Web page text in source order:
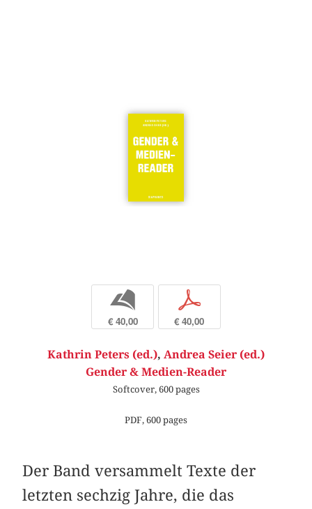
b
€ 40,00
p
€ 40,00
Kathrin Peters (ed.), Andrea Seier (ed.)
Gender & Medien-Reader
Softcover, 600 pages
PDF, 600 pages
Der Band versammelt Texte der
letzten sechzig Jahre, die das